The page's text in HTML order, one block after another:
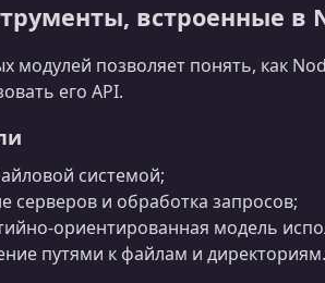
встроенные в
модулей позволяет понять, как
его API.
системой;
серверов и обработка запросов;
ориентированная модель
путями к файлам и директориям.